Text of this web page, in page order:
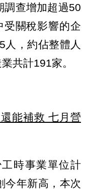
調查增加超過50
受關稅影響的企
人，約佔整體人
共計191家。
能補救 七月營
時事業單位計
今年新高，本次